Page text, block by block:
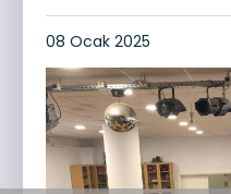
08 Ocak 2025